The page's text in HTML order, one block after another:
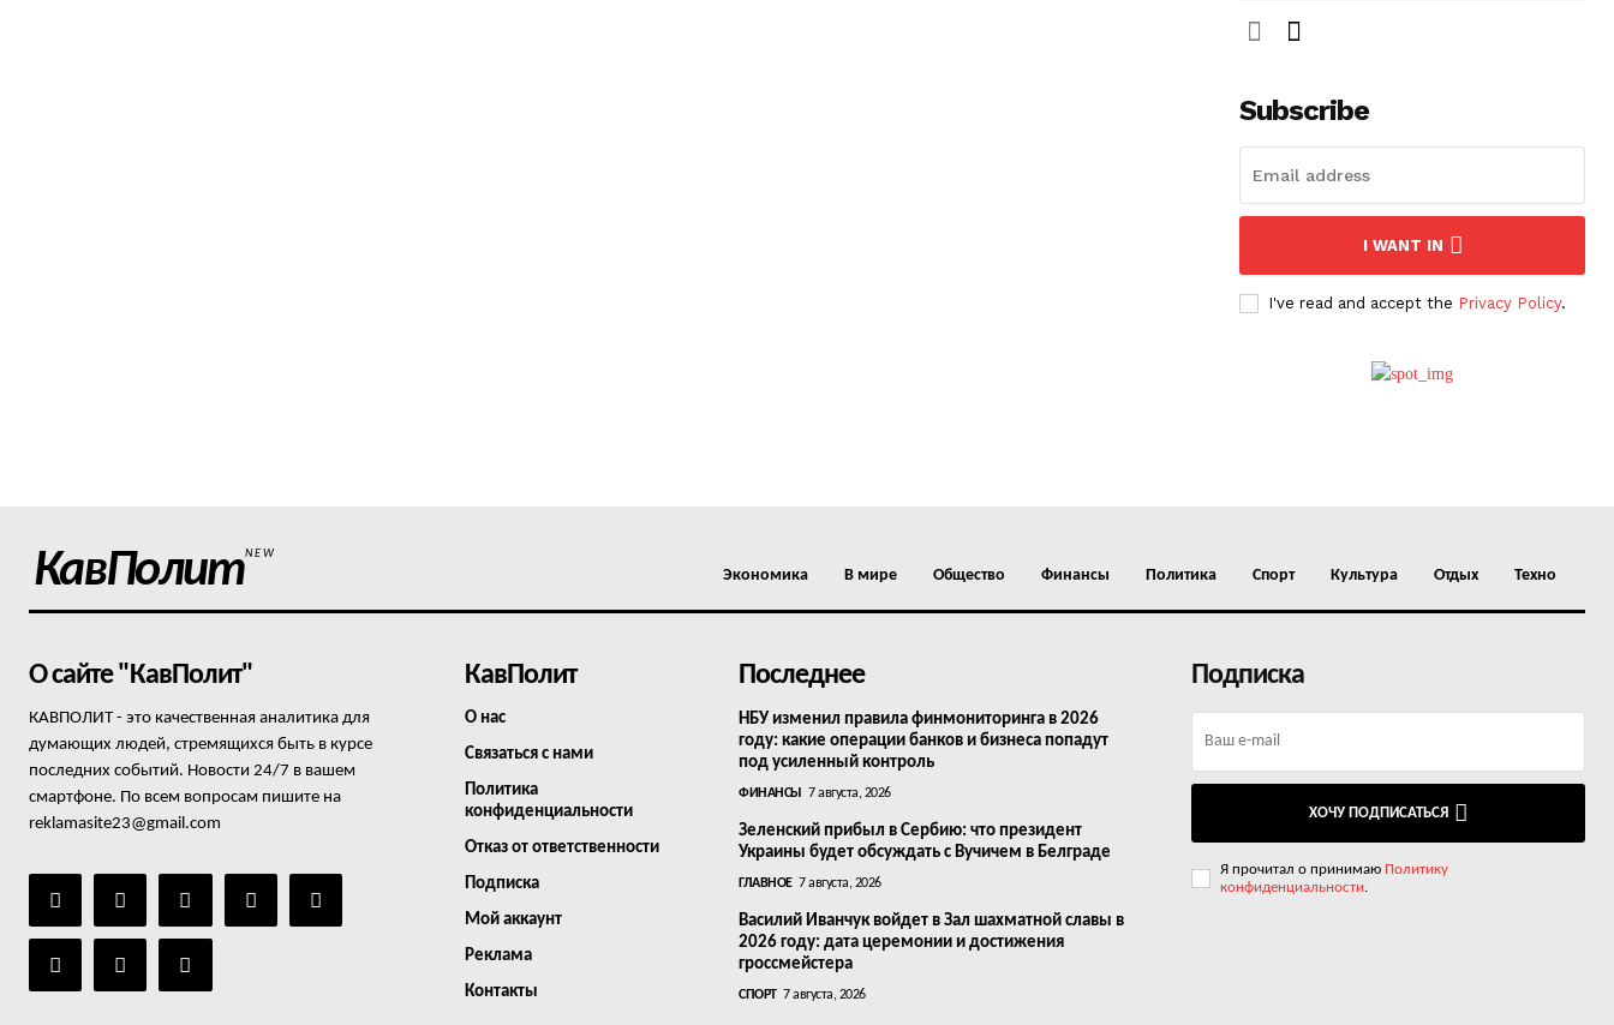
Subscribe
I WANT IN
I've read and accept the Privacy Policy.
КавПолитNEW
Экономика В мире Общество Финансы Политика Спорт Культура Отдых Техно
О сайте "КавПолит"
КАВПОЛИТ - это качественная аналитика для
думающих людей, стремящихся быть в курсе
последних событий. Новости 24/7 в вашем
смартфоне. По всем вопросам пишите на
reklamasite23@gmail.com
КавПолит
О нас
Связаться с нами
Политика
конфиденциальности
Отказ от ответственности
Подписка
Мой аккаунт
Реклама
Контакты
Последнее
НБУ изменил правила финмониторинга в 2026
году: какие операции банков и бизнеса попадут
под усиленный контроль
ФИНАНСЫ 7 августа, 2026
Зеленский прибыл в Сербию: что президент
Украины будет обсуждать с Вучичем в Белграде
ГЛАВНОЕ 7 августа, 2026
Василий Иванчук войдет в Зал шахматной славы в
2026 году: дата церемонии и достижения
гроссмейстера
СПОРТ 7 августа, 2026
Подписка
ХОЧУ ПОДПИСАТЬСЯ
Я прочитал о принимаю Политику
конфиденциальности.